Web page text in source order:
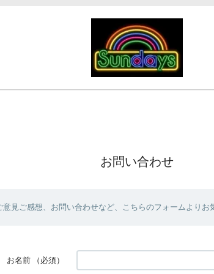
お問い合わせ
見ご感想、お問い合わせなど、こちらのフォームよりお
お名前 （必須）